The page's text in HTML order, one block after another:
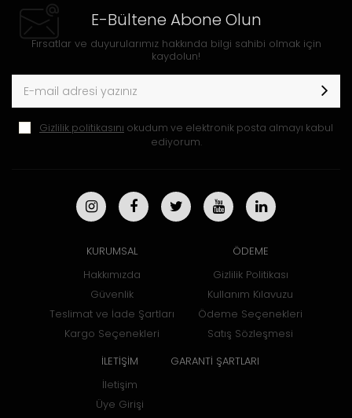
E-Bültene Abone Olun
Fırsatlar ve duyurularımız hakkında bilgi sahibi olmak için
kaydolun!
Gizlilik politikasını okudum ve elektronik posta almayı kabul
ediyorum.
KURUMSAL
Hakkımızda
Güvenlik
Teslimat ve İade Şartları
Kargo Seçenekleri
ÖDEME
Gizlilik Politikası
Kullanım Kılavuzu
Ödeme Seçenekleri
Satış Sözleşmesi
İLETİŞİM
İletişim
Üye Girişi
GARANTİ ŞARTLARI